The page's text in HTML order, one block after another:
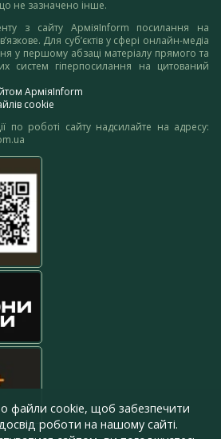
не зазначено інше.
з сайту АрміяInform посилання на
Для суб’єктів у сфері онлайн-медіа
у першому абзаці матеріалу прямого та
систем гіперпосилання на цитований
АрміяInform
cookie
по роботі сайту надсилайте на адресу:
файли cookie, щоб забезпечити
роботи на нашому сайті.